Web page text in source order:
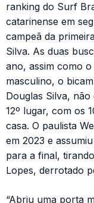
ranking do Surf
catarinense em
campeã da
Silva. As duas
ano, assim como
masculino, o
Douglas Silva,
12º lugar, com os
casa. O paulista
em 2023 e
para a final,
Lopes, derrotado
“Abriu uma porta